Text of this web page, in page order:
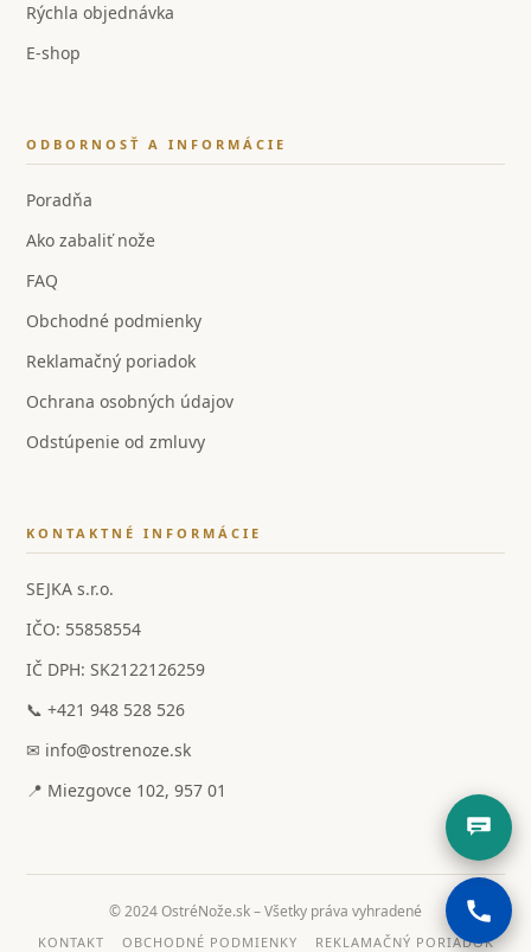
Rýchla objednávka
E-shop
ODBORNOSŤ A INFORMÁCIE
Poradňa
Ako zabaliť nože
FAQ
Obchodné podmienky
Reklamačný poriadok
Ochrana osobných údajov
Odstúpenie od zmluvy
KONTAKTNÉ INFORMÁCIE
SEJKA s.r.o.
IČO: 55858554
IČ DPH: SK2122126259
📞 +421 948 528 526
✉ info@ostrenoze.sk
📍 Miezgovce 102, 957 01
© 2024 OstréNože.sk – Všetky práva vyhradené
KONTAKT OBCHODNÉ PODMIENKY REKLAMAČNÝ PORIADOK